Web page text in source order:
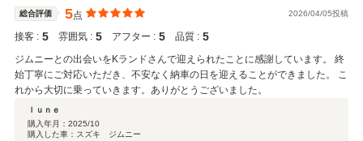
総合評価 5点 2026/04/05投稿
接客 : 5 雰囲気 : 5 アフター : 5 品質 : 5
ジムニーとの出会いをKランドさんで迎えられたことに感謝しています。 終
始丁寧にご対応いただき、不安なく納車の日を迎えることができました。 こ
れから大切に乗っていきます。ありがとうございました。
ｌｕｎｅ
購入年月： 2025/10
購入した車：スズキ ジムニー